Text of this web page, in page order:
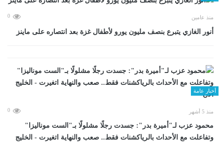
منذ عامين 0
أنور الغازي يتبرع بنصف مليون يورو لأطفال غزة بعد انتصاره على ماينز
أخبار عامة
منذ 5 أشهر 0
محمود عزب لـ"أميرة بدر": جسدت رجلًا مشلولًا بـ"الست موناليزا"
وتفاعلت مع الأحداث بالرياكشنات فقط.. صعب والنهاية اتغيرت - الخليج